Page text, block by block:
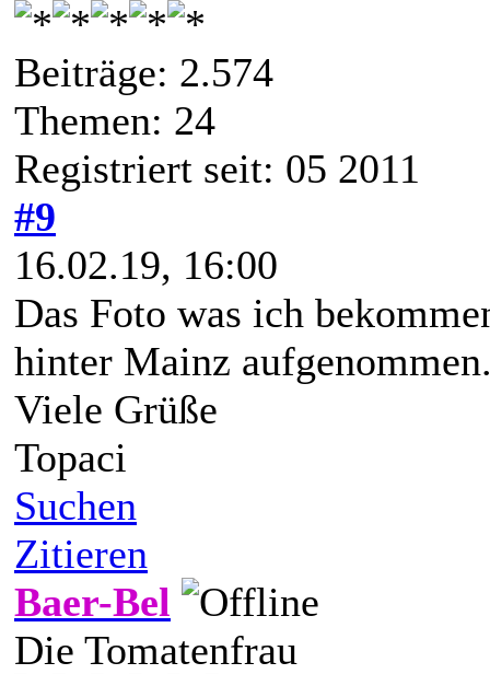
Beiträge: 2.574
Themen: 24
Registriert seit: 05 2011
#9
16.02.19, 16:00
Das Foto was ich
hinter Mainz
Viele Grüße
Topaci
Suchen
Zitieren
Baer-Bel
Die Tomatenfrau